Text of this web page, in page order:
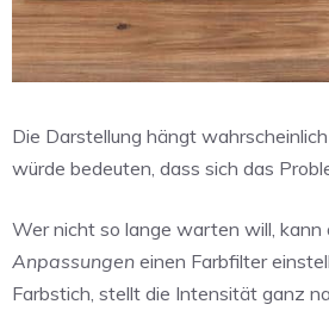
Die Darstellung hängt
würde bedeuten, dass sich das
Wer nicht so lange warten will, kann
Anpassungen einen Farbfilter
Farbstich, stellt die Intensität ganz